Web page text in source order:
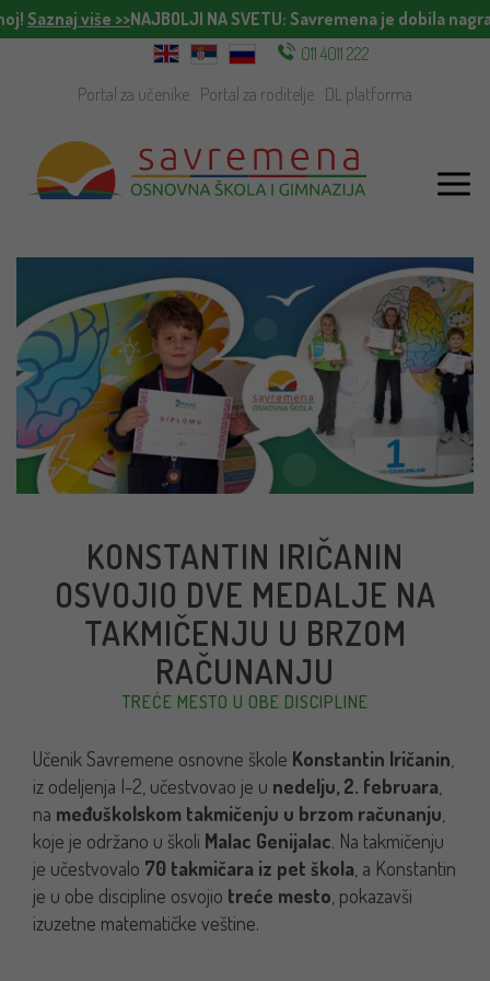
Saznaj više >>NAJBOLJI NA SVETU: Savremena je dobila
011 4011 222
Portal za učenike Portal za roditelje DL platforma
KONSTANTIN IRIČANIN
OSVOJIO DVE MEDALJE NA
TAKMIČENJU U BRZOM
RAČUNANJU
TREĆE MESTO U OBE DISCIPLINE
Učenik Savremene osnovne škole Konstantin Iričanin
iz odeljenja I-2, učestvovao je u nedelju, 2. februara
na međuškolskom takmičenju u brzom računanju
koje je održano u školi Malac Genijalac. Na takmičenju
je učestvovalo 70 takmičara iz pet škola , a Konstantin
je u obe discipline osvojio treće mesto , pokazavši
izuzetne matematičke veštine.